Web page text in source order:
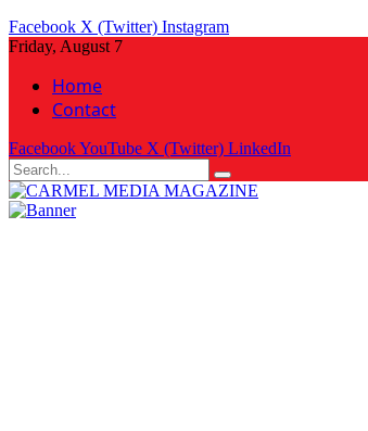
Facebook X (Twitter) Instagram
Friday, August 7
Home
Contact
FacebookYouTube X (Twitter) LinkedIn